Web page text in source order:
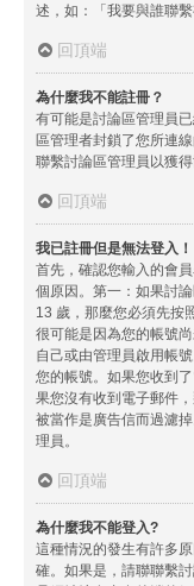
述，如：「我要與誰聯
回頂端
為什麼我不能註冊？
有可能是討論區管理員
區管理者封鎖了您所連
聯繫討論區管理員以獲得
回頂端
我已註冊但是無法登入！
首先，確認您輸入的會
個原因。第一：如果討
13 歲，那麼您必須先按
很可能是因為您的帳號
自己或由管理員啟用帳
您的帳號。如果您收到
果您沒有收到電子郵件
被當作是廣告信而過濾
理員。
回頂端
為什麼我不能登入?
這種情況的發生有許多
確。如果是，請聯聯繫